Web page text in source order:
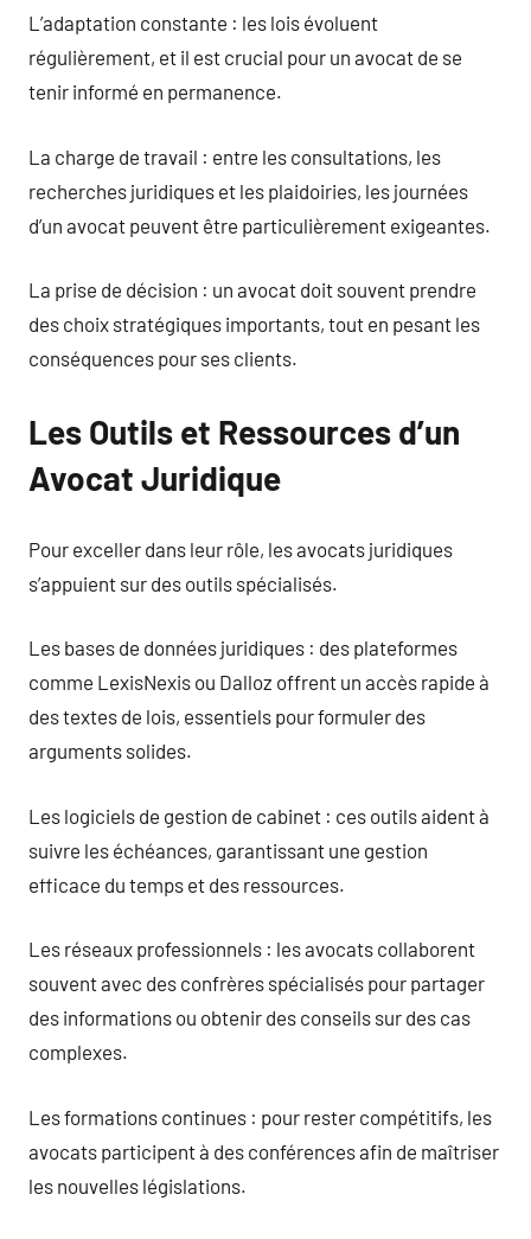
L’adaptation constante : les lois évoluent
régulièrement, et il est crucial pour un avocat de se
tenir informé en permanence.
La charge de travail : entre les consultations, les
recherches juridiques et les plaidoiries, les journées
d’un avocat peuvent être particulièrement exigeantes.
La prise de décision : un avocat doit souvent prendre
des choix stratégiques importants, tout en pesant les
conséquences pour ses clients.
Les Outils et Ressources d’un
Avocat Juridique
Pour exceller dans leur rôle, les avocats juridiques
s’appuient sur des outils spécialisés.
Les bases de données juridiques : des plateformes
comme LexisNexis ou Dalloz offrent un accès rapide à
des textes de lois, essentiels pour formuler des
arguments solides.
Les logiciels de gestion de cabinet : ces outils aident à
suivre les échéances, garantissant une gestion
efficace du temps et des ressources.
Les réseaux professionnels : les avocats collaborent
souvent avec des confrères spécialisés pour partager
des informations ou obtenir des conseils sur des cas
complexes.
Les formations continues : pour rester compétitifs, les
avocats participent à des conférences afin de maîtriser
les nouvelles législations.